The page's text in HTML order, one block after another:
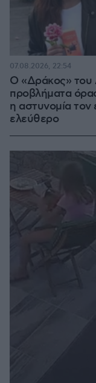
Ο «Δράκος» του
προβλήματα
η αστυνομία τον
ελεύθερο
07.08.2026, 22:54